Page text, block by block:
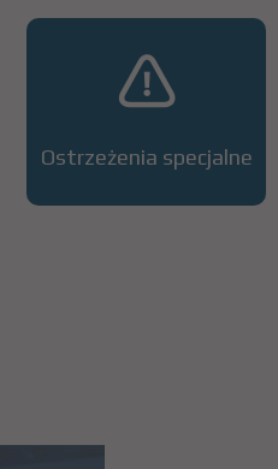
Ostrzeżenia specjalne